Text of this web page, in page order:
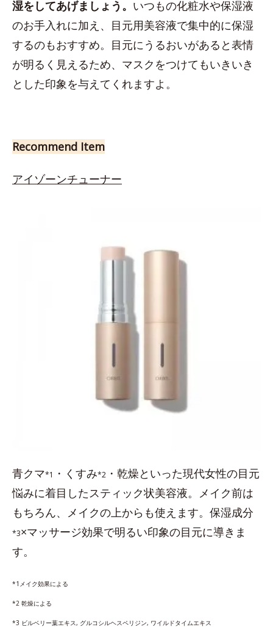
湿をしてあげましょう。 いつもの化粧水や保湿液
のお手入れに加え、目元用美容液で集中的に保湿
するのもおすすめ。目元にうるおいがあると表情
が明るく見えるため、マスクをつけてもいきいき
とした印象を与えてくれますよ。
Recommend Item
アイゾーンチューナー
青クマ*1 ・くすみ*2 ・乾燥といった現代女性の目元
悩みに着目したスティック状美容液。メイク前は
もちろん、メイクの上からも使えます。保湿成分
*3×マッサージ効果で明るい印象の目元に導きま
す。
*1メイク効果による
*2 乾燥による
*3 ビルベリー葉エキス, グルコシルヘスペリジン, ワイルドタイムエキス